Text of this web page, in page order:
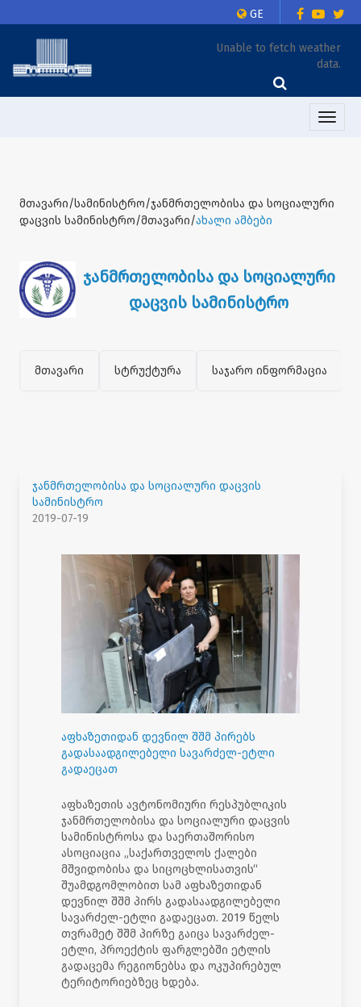
GE
Unable to fetch weather
data.
Toggle
მთავარი/სამინისტრო/ჯანმრთელობისა და სოციალური
დაცვის სამინისტრო/მთავარი/ახალი ამბები
ჯანმრთელობისა და სოციალური
დაცვის სამინისტრო
მთავარი სტრუქტურა საჯარო ინფორმაცია
ჯანმრთელობისა და სოციალური დაცვის
სამინისტრო
2019-07-19
აფხაზეთიდან დევნილ შშმ პირებს
გადასაადგილებელი სავარძელ-ეტლი
გადაეცათ
აფხაზეთის ავტონომიური რესპუბლიკის
ჯანმრთელობისა და სოციალური დაცვის
სამინისტროსა და საერთაშორისო
ასოციაცია „საქართველოს ქალები
მშვიდობისა და სიცოცხლისათვის“
შუამდგომლობით სამ აფხაზეთიდან
დევნილ შშმ პირს გადასაადგილებელი
სავარძელ-ეტლი გადაეცათ. 2019 წელს
თვრამეტ შშმ პირზე გაიცა სავარძელ-
ეტლი, პროექტის ფარგლებში ეტლის
გადაცემა რეგიონებსა და ოკუპირებულ
ტერიტორიებზეც ხდება.